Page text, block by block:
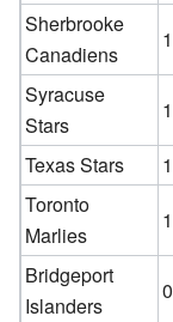
Sherbrooke
Canadiens
1
Syracuse
Stars
1
Texas Stars
1
Toronto
Marlies
1
Bridgeport
Islanders
0